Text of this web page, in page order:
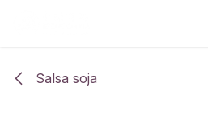
Salsa soja